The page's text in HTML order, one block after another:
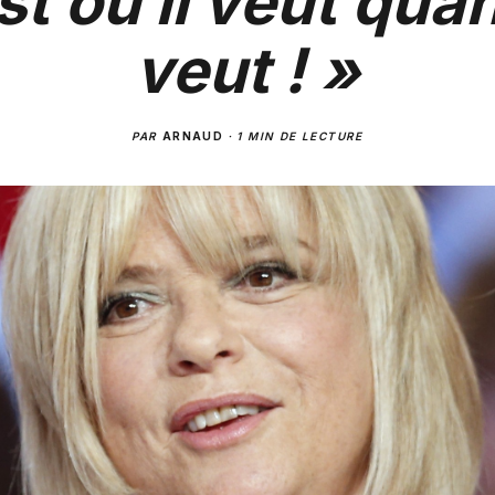
veut ! »
PAR ARNAUD · 1 MIN DE LECTURE